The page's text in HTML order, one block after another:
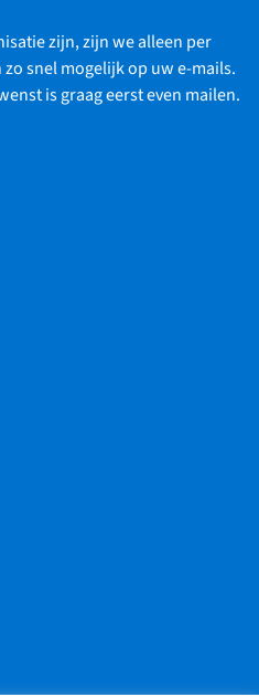
zijn, zijn we alleen per
snel mogelijk op uw e-mails.
is graag eerst even mailen.